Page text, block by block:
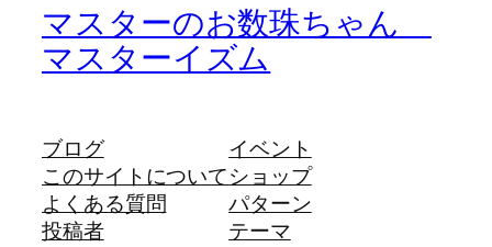
マスターのお数珠ちゃん
マスターイズム
ブログ
このサイトについて
よくある質問
投稿者
イベント
ショップ
パターン
テーマ